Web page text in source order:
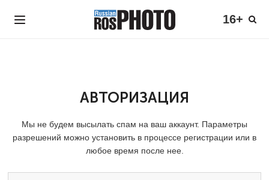
16+
АВТОРИЗАЦИЯ
Мы не будем высылать спам на ваш аккаунт. Параметры
разрешений можно установить в процессе регистрации или в
любое время после нее.